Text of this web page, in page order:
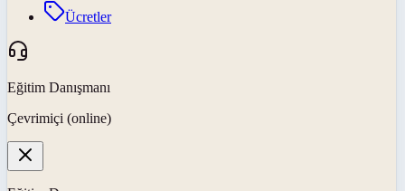
Ücretler
Eğitim Danışmanı
Çevrimiçi (online)